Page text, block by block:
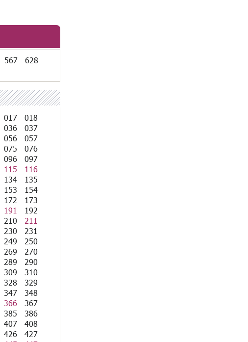
567
628
017
018
036
037
056
057
075
076
096
097
115
116
134
135
153
154
172
173
191
192
210
211
230
231
249
250
269
270
289
290
309
310
328
329
347
348
366
367
385
386
407
408
426
427